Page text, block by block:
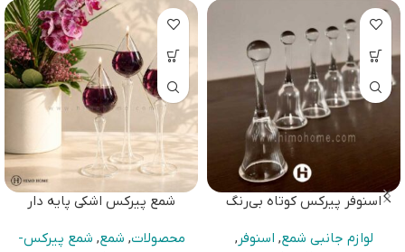
اسنوفر پیرکس کوتاه بی‌رنگ
لوازم جانبی شمع, اسنوفر ,
شمع پیرکس اشکی پایه دار
محصولات, شمع, شمع پیرکس-